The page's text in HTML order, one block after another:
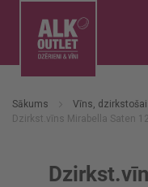
Sākums Vīns,
Dzirkst.vīns Mirabella Saten